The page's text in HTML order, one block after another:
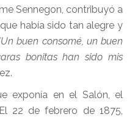
Sennegon, contribuyó a
había sido tan alegre y
buen consomé, un buen
bonitas han sido mis
exponía en el Salón, el
22 de febrero de 1875,